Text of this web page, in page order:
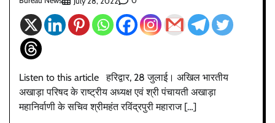
Listen to this article हरिद्वार, 28 जुलाई। अखिल भारतीय
अखाड़ा परिषद के राष्ट्रीय अध्यक्ष एवं श्री पंचायती अखाड़ा
महानिर्वाणी के सचिव श्रीमहंत रविंद्रपुरी महाराज […]